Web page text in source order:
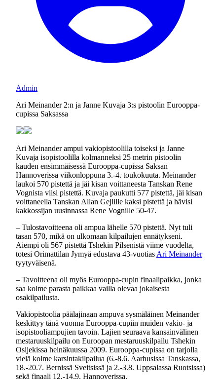
Admin
Ari Meinander 2:n ja Janne Kuvaja 3:s pistoolin Eurooppa-
cupissa Saksassa
Ari Meinander ampui vakiopistoolilla toiseksi ja Janne
Kuvaja isopistoolilla kolmanneksi 25 metrin pistoolin
kauden ensimmäisessä Eurooppa-cupissa Saksan
Hannoverissa viikonloppuna 3.-4. toukokuuta. Meinander
laukoi 570 pistettä ja jäi kisan voittaneesta Tanskan Rene
Vognista viisi pistettä. Kuvaja paukutti 577 pistettä, jäi kisan
voittaneella Tanskan Allan Gejlille kaksi pistettä ja hävisi
kakkossijan uusinnassa Rene Vognille 50-47.
– Tulostavoitteena oli ampua lähelle 570 pistettä. Nyt tuli
tasan 570, mikä on ulkomaan kilpailujen ennätykseni.
Aiempi oli 567 pistettä Tshekin Pilsenistä viime vuodelta,
totesi Orimattilan Jymyä edustava 43-vuotias Ari Meinander
tyytyväisenä.
– Tavoitteena oli myös Eurooppa-cupin finaalipaikka, jonka
saa kolme parasta paikkaa vailla olevaa jokaisesta
osakilpailusta.
Vakiopistoolia päälajinaan ampuva sysmäläinen Meinander
keskittyy tänä vuonna Eurooppa-cupiin muiden vakio- ja
isopistooliampujien tavoin. Lajien seuraava kansainvälinen
mestaruuskilpailu on Euroopan mestaruuskilpailu Tshekin
Osijekissa heinäkuussa 2009. Eurooppa-cupissa on tarjolla
vielä kolme karsintakilpailua (6.-8.6. Aarhusissa Tanskassa,
18.-20.7. Bernissä Sveitsissä ja 2.-3.8. Uppsalassa Ruotsissa)
sekä finaali 12.-14.9. Hannoverissa.